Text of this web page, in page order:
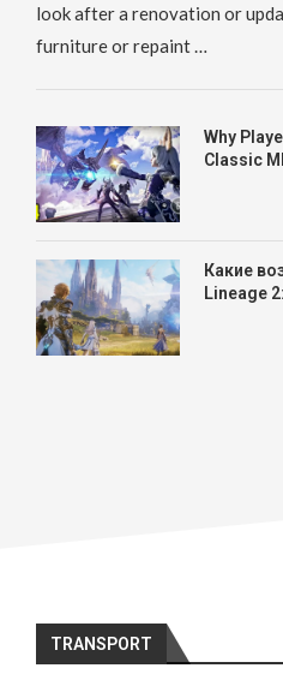
look after a renovation or
furniture or repaint …
Why
Classic
Какие
Lineage
TRANSPORT